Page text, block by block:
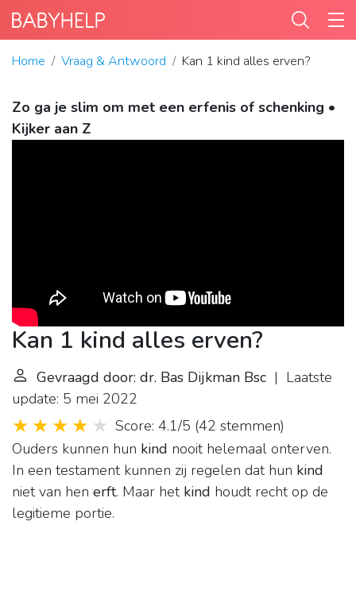
Home Vraag & Antwoord Kan 1 kind alles erven?
Zo ga je slim om met een erfenis of schenking •
Kijker aan Z
Kan 1 kind alles erven?
Gevraagd door: dr. Bas Dijkman Bsc | Laatste
update: 5 mei 2022
Score: 4.1/5 (42 stemmen)
Ouders kunnen hun kind nooit helemaal onterven.
In een testament kunnen zij regelen dat hun kind
niet van hen erft. Maar het kind houdt recht op de
legitieme portie.